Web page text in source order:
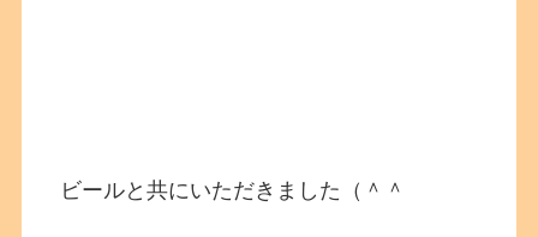
ビールと共にいただきました（＾＾